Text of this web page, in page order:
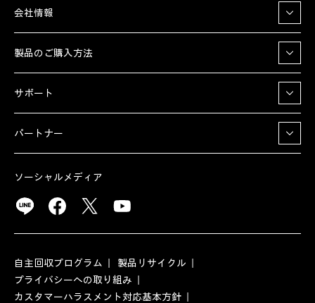
会社情報
製品のご購入方法
サポート
パートナー
ソーシャルメディア
自主回収プログラム
製品リサイクル
プライバシーへの取り組み
カスタマーハラスメント対応基本方針